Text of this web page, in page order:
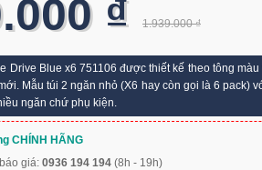
1.939.000 ₫
₫
Drive Blue x6 751106 được thiết kế theo tông
Mẫu túi 2 ngăn nhỏ (X6 hay còn gọi là 6 pack)
ngăn chứ phụ kiện.
CHÍNH HÃNG
giá: 0936 194 194 (8h - 19h)